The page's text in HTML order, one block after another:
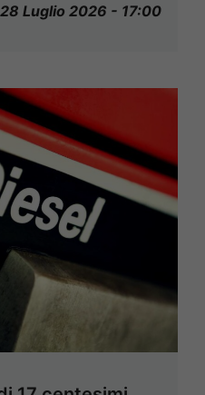
28 Luglio 2026 - 17:00